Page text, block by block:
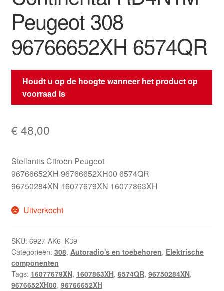
Peugeot 308
96766652XH 6574QR
Houdt u op de hoogte wanneer het product op
voorraad is
€ 48,00
Stellantis Citroën Peugeot
96766652XH 96766652XH00 6574QR
96750284XN 16077679XN 16077863XH
Uitverkocht
SKU: 6927-AK6_K39
Categorieën: 308, Autoradio's en toebehoren, Elektrische
componenten
Tags: 16077679XN, 1607863XH, 6574QR, 96750284XN,
9676652XH00, 96766652XH